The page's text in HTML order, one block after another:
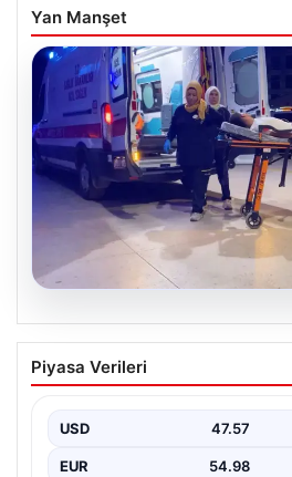
Yan Manşet
05.08.2026
İnegöl’de motosikletli
yaşındaki Eren K.
tüfekle ateş açması sonucu 19
Piyasa Verileri
USD 47.57
EUR 54.98